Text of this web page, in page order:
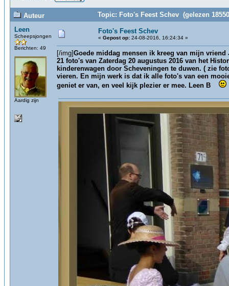
Auteur
Topic: Foto's Feest Schev (gelezen
Leen
Scheepsjongen
Berichten: 49
Aardig zijn
Foto's Feest Schev
« Gepost op: 24-08-2016, 16:24:34 »
[/img]Goede middag mensen ik kreeg van mijn
21 foto's van Zaterdag 20 augustus 2016 van het
kinderenwagen door Scheveningen te duwen. ( zie
vieren. En mijn werk is dat ik alle foto's van een
geniet er van, en veel kijk plezier er mee. Leen B